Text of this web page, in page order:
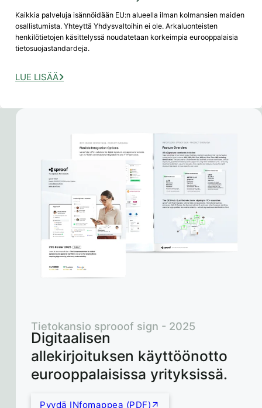
Kaikkia palveluja isännöidään EU:n alueella ilman kolmansien maiden
osallistumista. Yhteyttä Yhdysvaltoihin ei ole. Arkaluonteisten
henkilötietojen käsittelyssä noudatetaan korkeimpia eurooppalaisia
tietosuojastandardeja.
LUE LISÄÄ
Digitaalisen
allekirjoituksen käyttöönotto
eurooppalaisissa yrityksissä.
Tietokansio sprooof sign - 2025
Pyydä INfomappea (PDF)